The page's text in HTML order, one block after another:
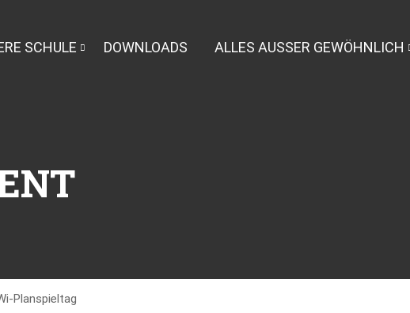
SCHULE DOWNLOADS ALLES AUSSER GEWÖHNLICH
Planspieltag